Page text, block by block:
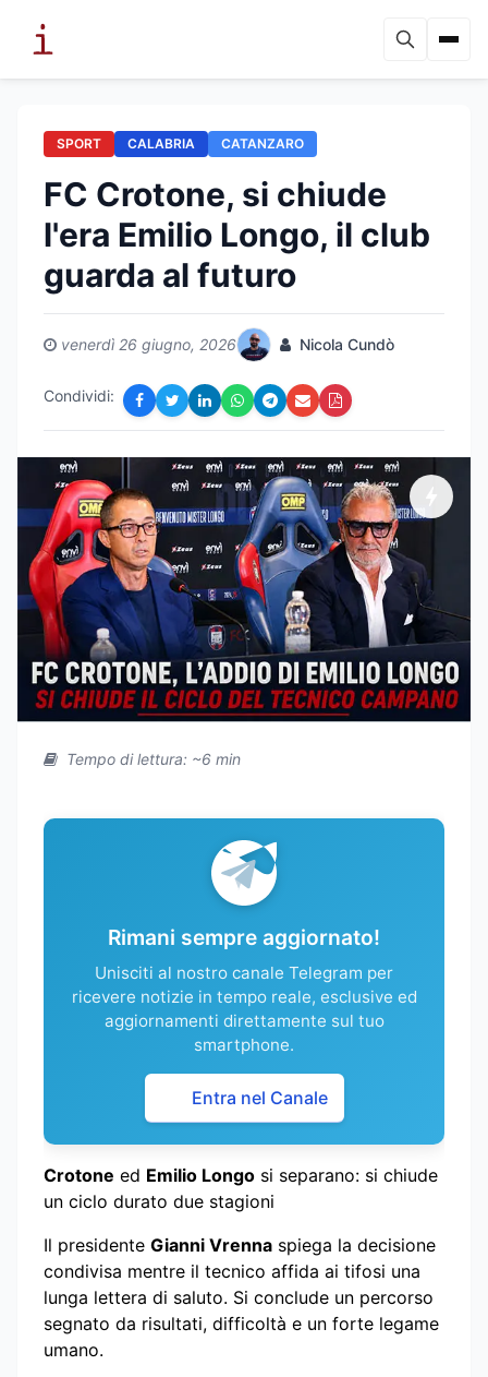
SPORT CALABRIA CATANZARO
FC Crotone, si chiude
l'era Emilio Longo, il club
guarda al futuro
venerdì 26 giugno, 2026 Nicola Cundò
Condividi:
Tempo di lettura: ~6 min
Rimani sempre aggiornato!
Unisciti al nostro canale Telegram per
ricevere notizie in tempo reale, esclusive ed
aggiornamenti direttamente sul tuo
smartphone.
Entra nel Canale
Crotone ed Emilio Longo si separano: si chiude
un ciclo durato due stagioni
Il presidente Gianni Vrenna spiega la decisione
condivisa mentre il tecnico affida ai tifosi una
lunga lettera di saluto. Si conclude un percorso
segnato da risultati, difficoltà e un forte legame
umano.